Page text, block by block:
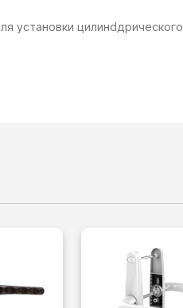
установки цилинdдрического